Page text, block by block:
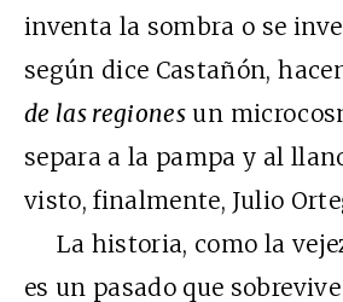
inventa la sombra o se
según dice Castañón,
de las regiones un
separa a la pampa y al
visto, finalmente, Julio
La historia, como la
es un pasado que sobrevive